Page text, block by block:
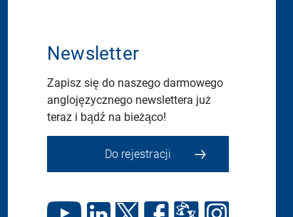
Newsletter
Zapisz się do naszego darmowego
anglojęzycznego newslettera już
teraz i bądź na bieżąco!
Do rejestracji